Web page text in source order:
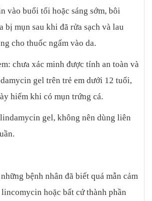
vào buổi tối hoặc sáng sớm, bôi
bị mụn sau khi đã rửa sạch và lau
cho thuốc ngấm vào da.
chưa xác minh được tính an toàn và
gel trên trẻ em dưới 12 tuổi,
hiếm khi có mụn trứng cá.
gel, không nên dùng liên
bệnh nhân đã biết quá mẫn cảm
hoặc bất cứ thành phần